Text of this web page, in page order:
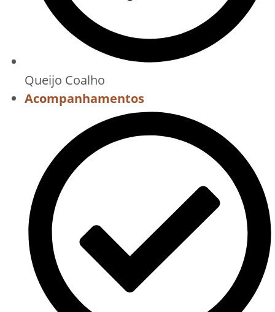
Queijo Coalho
Acompanhamentos